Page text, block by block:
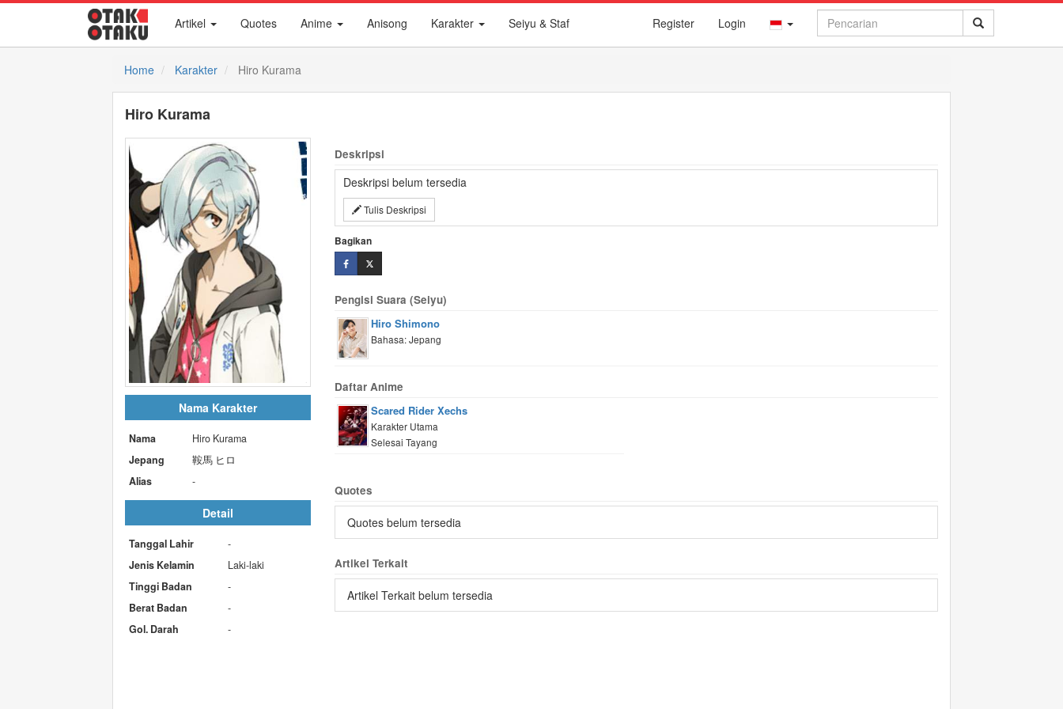
Register Login
Artikel Quotes Anime Anisong Karakter Seiyu & Staf
Home Karakter Hiro Kurama
Hiro Kurama
Nama Karakter
Nama
Hiro Kurama
Jepang
鞍馬 ヒロ
Alias
-
Detail
Tanggal Lahir
-
Jenis Kelamin
Laki-laki
Tinggi Badan
-
Berat Badan
-
Gol. Darah
-
Deskripsi
Deskripsi belum tersedia
Tulis Deskripsi
Bagikan
Pengisi Suara (Seiyu)
Hiro Shimono
Bahasa: Jepang
Daftar Anime
Scared Rider Xechs
Karakter Utama
Selesai Tayang
Quotes
Quotes belum tersedia
Artikel Terkait
Artikel Terkait belum tersedia